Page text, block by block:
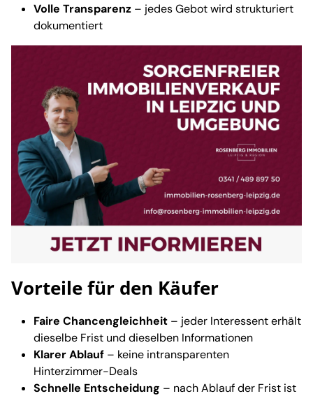
Volle Transparenz – jedes Gebot wird strukturiert
dokumentiert
Vorteile für den Käufer
Faire Chancengleichheit – jeder Interessent erhält
dieselbe Frist und dieselben Informationen
Klarer Ablauf – keine intransparenten
Hinterzimmer-Deals
Schnelle Entscheidung – nach Ablauf der Frist ist